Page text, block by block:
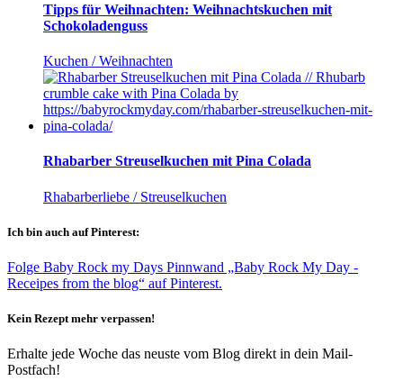
Tipps für Weihnachten: Weihnachtskuchen mit
Schokoladenguss
Kuchen / Weihnachten
Rhabarber Streuselkuchen mit Pina Colada
Rhabarberliebe / Streuselkuchen
Ich bin auch auf Pinterest:
Folge Baby Rock my Days Pinnwand „Baby Rock My Day -
Receipes from the blog“ auf Pinterest.
Kein Rezept mehr verpassen!
Erhalte jede Woche das neuste vom Blog direkt in dein Mail-
Postfach!